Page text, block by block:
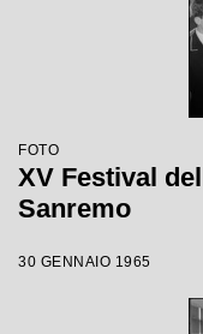
FOTO
XV Festival
Sanremo
30 GENNAIO 1965